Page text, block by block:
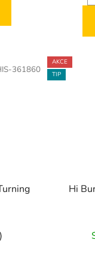
361860
AKCE
TIP
Hi